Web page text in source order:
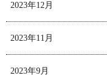
2023年12月
2023年11月
2023年9月